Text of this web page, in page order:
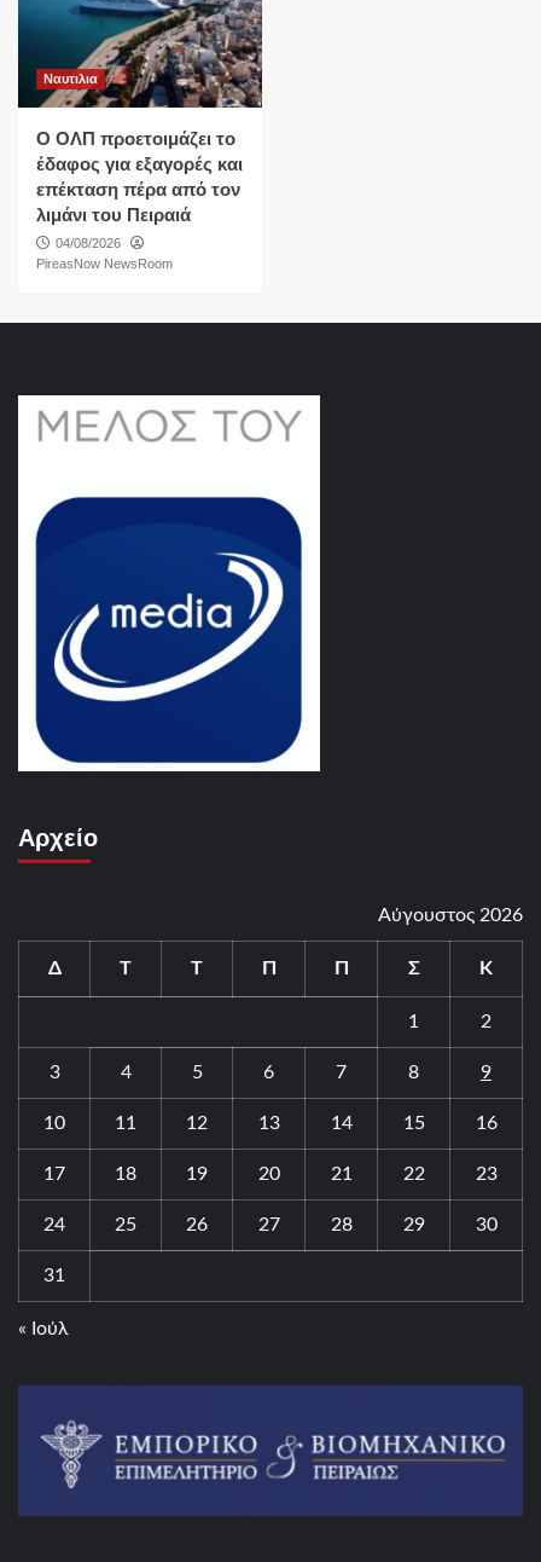
Ναυτιλια
O ΟΛΠ προετοιμάζει το
έδαφος για εξαγορές και
επέκταση πέρα από τον
λιμάνι του Πειραιά
04/08/2026
PireasNow NewsRoom
Αρχείο
Αύγουστος 2026
Δ Τ Τ Π Π Σ Κ
1 2
3 4 5 6 7 8 9
10 11 12 13 14 15 16
17 18 19 20 21 22 23
24 25 26 27 28 29 30
31
« Ιούλ